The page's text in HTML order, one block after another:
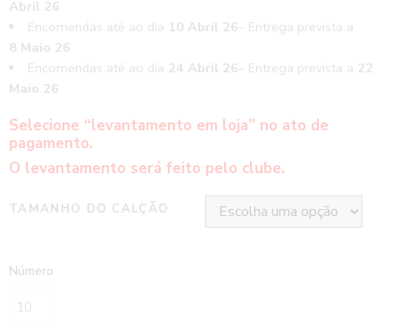
Abril 26
Encomendas até ao dia 10 Abril 26– Entrega prevista a
8 Maio 26
Encomendas até ao dia 24 Abril 26– Entrega prevista a 22
Maio 26
Selecione “levantamento em loja” no ato de
pagamento.
O levantamento será feito pelo clube.
TAMANHO DO CALÇÃO
Número